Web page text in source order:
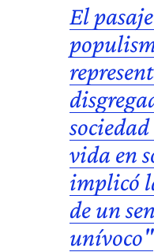
El
vida en
implicó
de un
unívoco"